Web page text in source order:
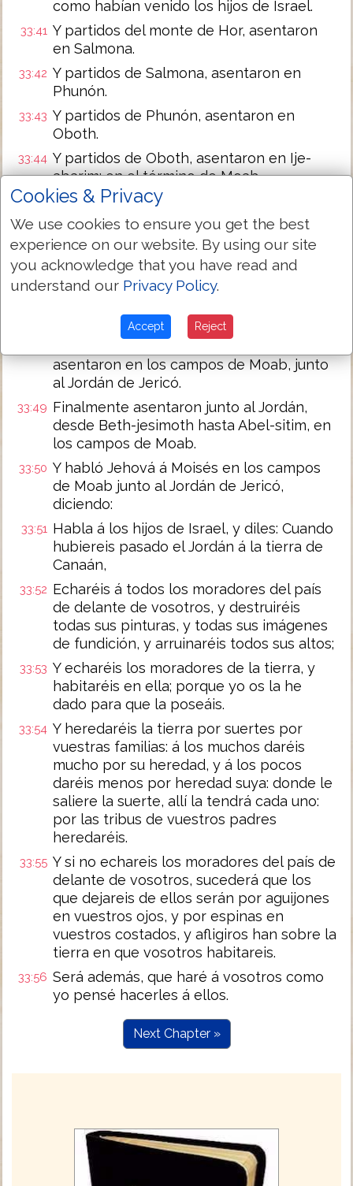
como habían venido los hijos de Israel.
33:41 Y partidos del monte de Hor, asentaron
en Salmona.
33:42 Y partidos de Salmona, asentaron en
Phunón.
33:43 Y partidos de Phunón, asentaron en
Oboth.
33:44 Y partidos de Oboth, asentaron en Ije-
abarim; en el término de Moab.
33:45 Y partidos de Ije-abarim, asentaron en
Dibón-gad.
33:46 Y partidos de Dibón-gad, asentaron en
Almon-diblathaim.
33:47 Y partidos de Almon-diblathaim,
delante de Nebo.
asentaron en los campos de Moab, junto
al Jordán de Jericó.
33:49 Finalmente asentaron junto al Jordán,
desde Beth-jesimoth hasta Abel-sitim, en
los campos de Moab.
33:50 Y habló Jehová á Moisés en los campos
de Moab junto al Jordán de Jericó,
diciendo:
33:51 Habla á los hijos de Israel, y diles: Cuando
hubiereis pasado el Jordán á la tierra de
Canaán,
33:52 Echaréis á todos los moradores del país
de delante de vosotros, y destruiréis
todas sus pinturas, y todas sus imágenes
de fundición, y arruinaréis todos sus altos;
33:53 Y echaréis los moradores de la tierra, y
habitaréis en ella; porque yo os la he
dado para que la poseáis.
33:54 Y heredaréis la tierra por suertes por
vuestras familias: á los muchos daréis
mucho por su heredad, y á los pocos
daréis menos por heredad suya: donde le
saliere la suerte, allí la tendrá cada uno:
por las tribus de vuestros padres
heredaréis.
33:55 Y si no echareis los moradores del país de
delante de vosotros, sucederá que los
que dejareis de ellos serán por aguijones
en vuestros ojos, y por espinas en
vuestros costados, y afligiros han sobre la
tierra en que vosotros habitareis.
33:56 Será además, que haré á vosotros como
yo pensé hacerles á ellos.
Next Chapter »
Cookies & Privacy
We use cookies to ensure you get the best
experience on our website. By using our site
you acknowledge that you have read and
understand our Privacy Policy.
Accept Reject